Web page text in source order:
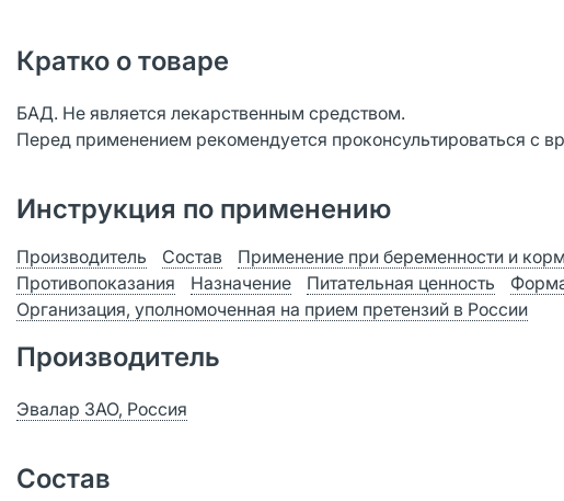
Кратко о товаре
БАД. Не является лекарственным средством.
Перед применением рекомендуется проконсультироваться с
Инструкция по применению
Производитель Состав Применение при беременности и
Противопоказания
Назначение Питательная ценность
Организация, уполномоченная на прием претензий в России
Производитель
Эвалар ЗАО, Россия
Состав